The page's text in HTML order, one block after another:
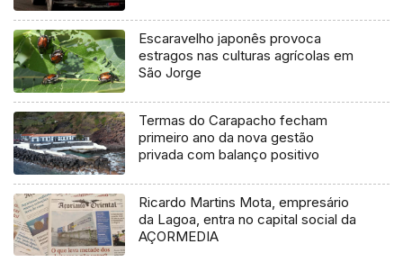
Escaravelho japonês provoca
estragos nas culturas agrícolas em
São Jorge
Termas do Carapacho fecham
primeiro ano da nova gestão
privada com balanço positivo
Ricardo Martins Mota, empresário
da Lagoa, entra no capital social da
AÇORMEDIA